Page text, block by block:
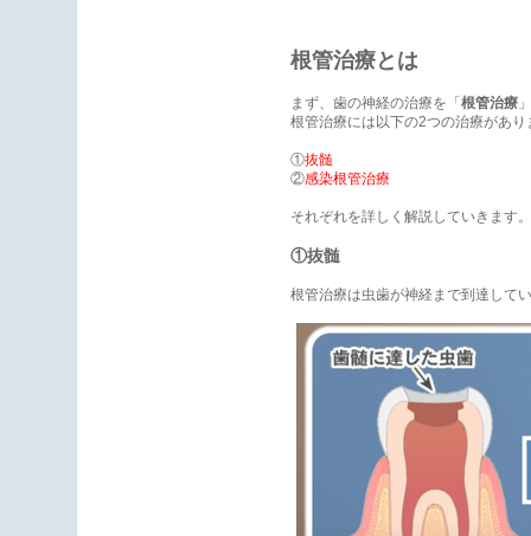
根管治療とは
まず、歯の神経の治療を「 根管治療
根管治療には以下の2つの治療があり
①抜髄
②感染根管治療
それぞれを詳しく解説していきます。
①抜髄
根管治療は虫歯が神経まで到達して